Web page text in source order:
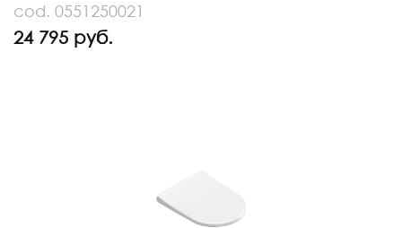
cod. 0551250021
24 795 руб.